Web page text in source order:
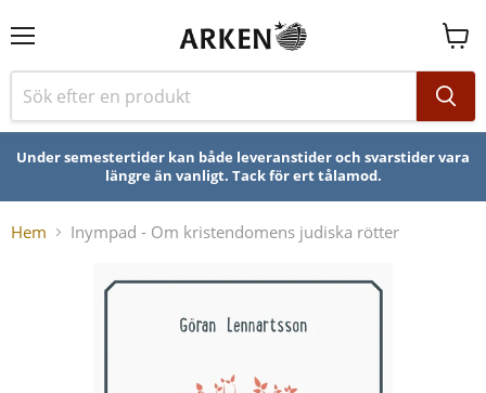
Se
Under semestertider kan både leveranstider och svarstider vara
längre än vanligt. Tack för ert tålamod.
Hem Inympad - Om kristendomens judiska rötter